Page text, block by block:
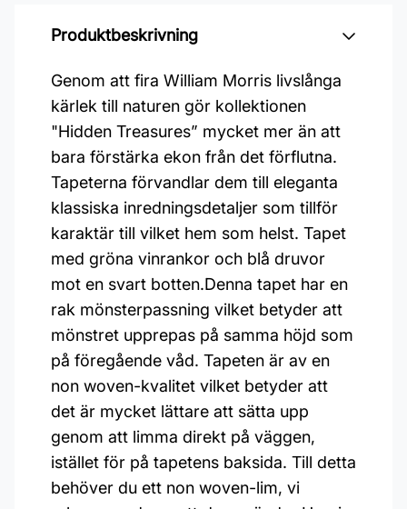
Produktbeskrivning
Genom att fira William Morris livslånga
kärlek till naturen gör kollektionen
"Hidden Treasures” mycket mer än att
bara förstärka ekon från det förflutna.
Tapeterna förvandlar dem till eleganta
klassiska inredningsdetaljer som tillför
karaktär till vilket hem som helst. Tapet
med gröna vinrankor och blå druvor
mot en svart botten.Denna tapet har en
rak mönsterpassning vilket betyder att
mönstret upprepas på samma höjd som
på föregående våd. Tapeten är av en
non woven-kvalitet vilket betyder att
det är mycket lättare att sätta upp
genom att limma direkt på väggen,
istället för på tapetens baksida. Till detta
behöver du ett non woven-lim, vi